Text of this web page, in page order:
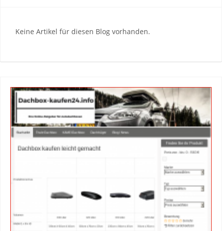
Keine Artikel für diesen Blog vorhanden.